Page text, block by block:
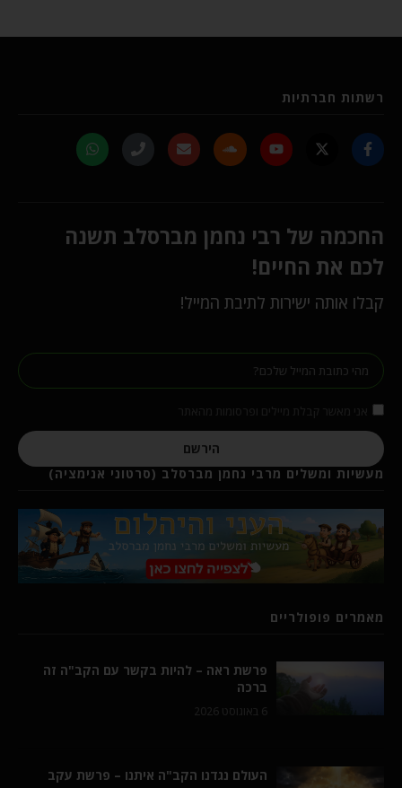
רשתות חברתיות
החכמה של רבי נחמן מברסלב תשנה
לכם את החיים!
קבלו אותה ישירות לתיבת המייל!
הירשם
מעשיות ומשלים מרבי נחמן מברסלב (סרטוני אנימציה)
מאמרים פופולריים
פרשת ראה – להיות בקשר עם הקב"ה זה
ברכה
6 באוגוסט 2026
העולם נגדנו הקב"ה איתנו – פרשת עקב